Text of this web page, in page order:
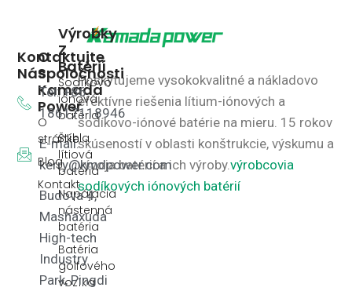
Poskytujeme vysokokvalitné a nákladovo
efektívne riešenia lítium-iónových a
sodíkovo-iónové batérie na mieru. 15 rokov
skúseností v oblasti konštrukcie, výskumu a
vývoja batérií a ich výroby.výrobcovia
sodíkových iónových batérií
Výrobky
Z
Batérií
Sodíkovo
iónová
batéria
Štíhla
lítiová
batéria
Napájacia
nástenná
batéria
Batéria
golfového
vozíka
O
Spoločnosti
Kamada
Power
O
stránke
Blog
Kontakt
Kontaktujte
Nás
Tel: +86
18617118946
E-mail:
kerry@kmdpower.com
Budova 4,
Mashaxuda
High-tech
Industry
Park, Pingdi